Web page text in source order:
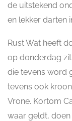
de uitstekend
en lekker darten
Rust Wat heeft
op donderdag
die tevens word
tevens ook
Vrone. Kortom
waar geldt,